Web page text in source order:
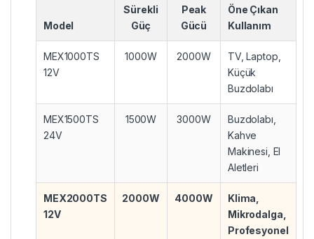
Model
Sürekli
Güç
Peak
Gücü
Öne Çıkan
Kullanım
MEX1000TS
12V
1000W 2000W
TV, Laptop,
Küçük
Buzdolabı
MEX1500TS
24V
1500W 3000W
Buzdolabı,
Kahve
Makinesi, El
Aletleri
MEX2000TS
12V
2000W 4000W
Klima,
Mikrodalga,
Profesyonel